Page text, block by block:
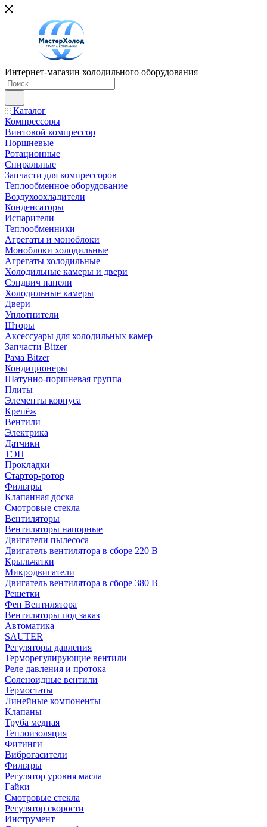
Интернет-магазин холодильного оборудования
Каталог
Компрессоры
Винтовой компрессор
Поршневые
Ротационные
Спиральные
Запчасти для компрессоров
Теплообменное оборудование
Воздухоохладители
Конденсаторы
Испарители
Теплообменники
Агрегаты и моноблоки
Моноблоки холодильные
Агрегаты холодильные
Холодильные камеры и двери
Сэндвич панели
Холодильные камеры
Двери
Уплотнители
Шторы
Аксессуары для холодильных камер
Запчасти Bitzer
Рама Bitzer
Кондиционеры
Шатунно-поршневая группа
Плиты
Элементы корпуса
Крепёж
Вентили
Электрика
Датчики
ТЭН
Прокладки
Стартор-ротор
Фильтры
Клапанная доска
Смотровые стекла
Вентиляторы
Вентиляторы напорные
Двигатели пылесоса
Двигатель вентилятора в сборе 220 В
Крыльчатки
Микродвигатели
Двигатель вентилятора в сборе 380 В
Решетки
Фен Вентилятора
Вентиляторы под заказ
Автоматика
SAUTER
Регуляторы давления
Терморегулирующие вентили
Реле давления и протока
Соленоидные вентили
Термостаты
Линейные компоненты
Клапаны
Труба медная
Теплоизоляция
Фитинги
Виброгасители
Фильтры
Регулятор уровня масла
Гайки
Смотровые стекла
Регулятор скорости
Инструмент